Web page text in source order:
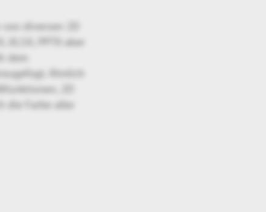
diversen 2D
XLSX, PPTX aber
dem
Ähnlich
2D
die Farbe aller